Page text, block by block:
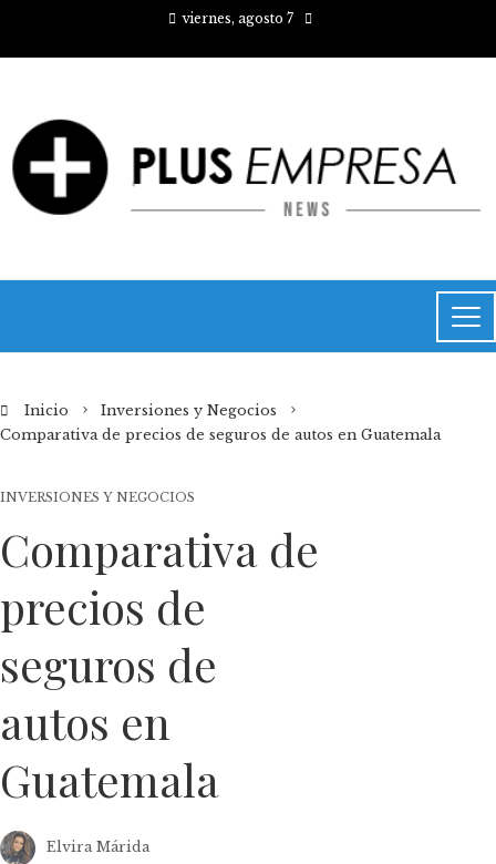
viernes, agosto 7
Inicio
Inversiones y Negocios
Comparativa de precios de seguros de autos en Guatemala
INVERSIONES Y NEGOCIOS
Comparativa de
precios de
seguros de
autos en
Guatemala
Elvira Márida